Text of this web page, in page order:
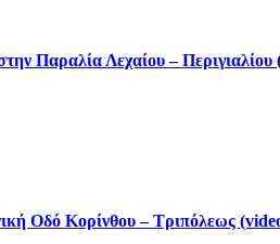
Παραλία Λεχαίου – Περιγιαλίου
Oδό Κορίνθου – Τριπόλεως